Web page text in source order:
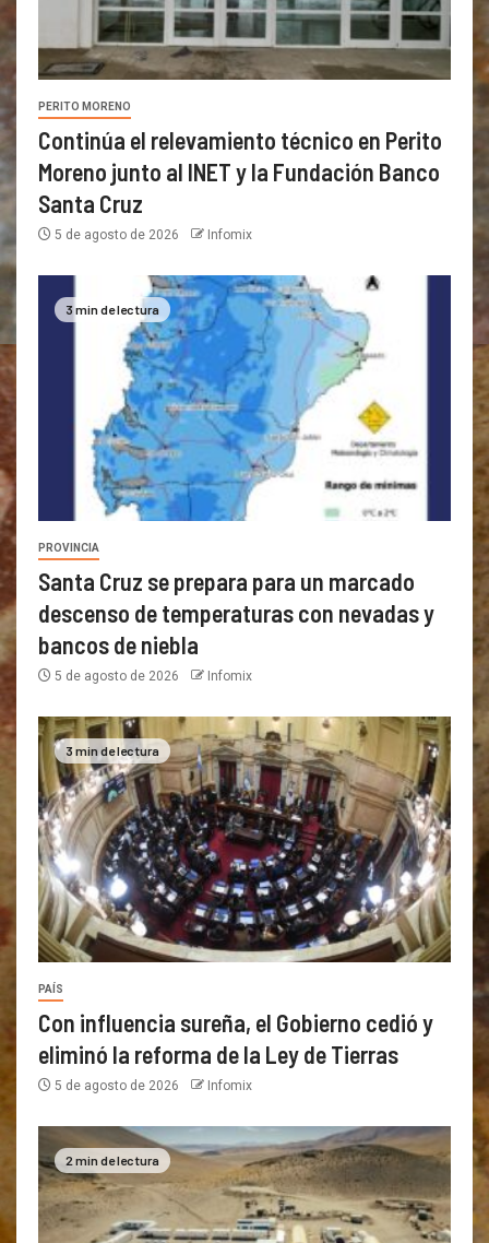
PERITO MORENO
Continúa el relevamiento técnico en Perito
Moreno junto al INET y la Fundación Banco
Santa Cruz
5 de agosto de 2026 Infomix
3 min de lectura
PROVINCIA
Santa Cruz se prepara para un marcado
descenso de temperaturas con nevadas y
bancos de niebla
5 de agosto de 2026 Infomix
3 min de lectura
PAÍS
Con influencia sureña, el Gobierno cedió y
eliminó la reforma de la Ley de Tierras
5 de agosto de 2026 Infomix
2 min de lectura